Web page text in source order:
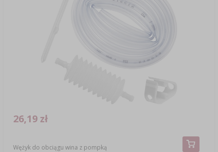
Wężyk do obciągu wina z pompką
26,19 zł